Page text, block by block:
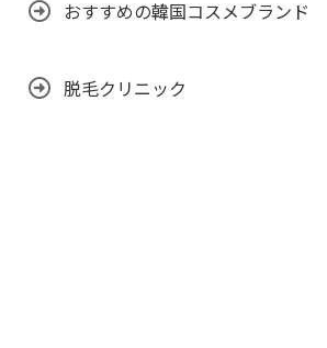
おすすめの韓国コスメブランド
脱毛クリニック